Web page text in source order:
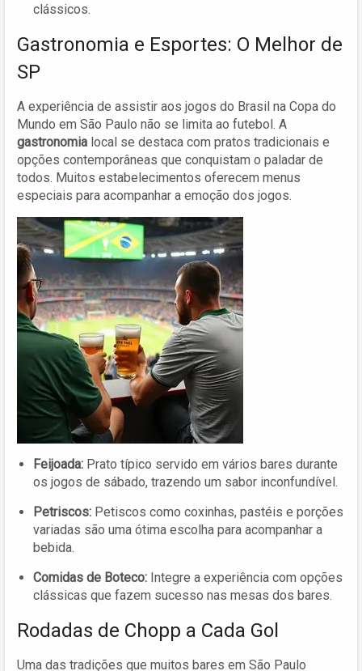
clássicos.
Gastronomia e Esportes: O Melhor de
SP
A experiência de assistir aos jogos do Brasil na Copa do
Mundo em São Paulo não se limita ao futebol. A
gastronomia local se destaca com pratos tradicionais e
opções contemporâneas que conquistam o paladar de
todos. Muitos estabelecimentos oferecem menus
especiais para acompanhar a emoção dos jogos.
Feijoada: Prato típico servido em vários bares durante
os jogos de sábado, trazendo um sabor inconfundível.
Petriscos: Petiscos como coxinhas, pastéis e porções
variadas são uma ótima escolha para acompanhar a
bebida.
Comidas de Boteco: Integre a experiência com opções
clássicas que fazem sucesso nas mesas dos bares.
Rodadas de Chopp a Cada Gol
Uma das tradições que muitos bares em São Paulo